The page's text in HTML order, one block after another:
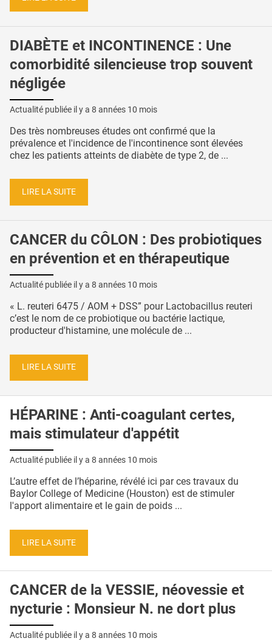
DIABÈTE et INCONTINENCE : Une
comorbidité silencieuse trop souvent
négligée
Actualité publiée il y a 8 années 10 mois
Des très nombreuses études ont confirmé que la
prévalence et l'incidence de l'incontinence sont élevées
chez les patients atteints de diabète de type 2, de ...
LIRE LA SUITE
CANCER du CÔLON : Des probiotiques
en prévention et en thérapeutique
Actualité publiée il y a 8 années 10 mois
« L. reuteri 6475 / AOM + DSS” pour Lactobacillus reuteri
c’est le nom de ce probiotique ou bactérie lactique,
producteur d'histamine, une molécule de ...
LIRE LA SUITE
HÉPARINE : Anti-coagulant certes,
mais stimulateur d'appétit
Actualité publiée il y a 8 années 10 mois
L’autre effet de l’héparine, révélé ici par ces travaux du
Baylor College of Medicine (Houston) est de stimuler
l'apport alimentaire et le gain de poids ...
LIRE LA SUITE
CANCER de la VESSIE, néovessie et
nycturie : Monsieur N. ne dort plus
Actualité publiée il y a 8 années 10 mois